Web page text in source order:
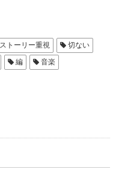
ストーリー重視
切ない
編 音楽